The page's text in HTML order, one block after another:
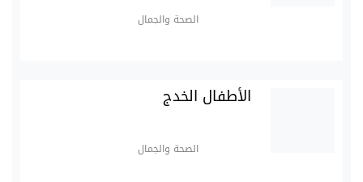
الصحة والجمال
الأطفال الخدج
الصحة والجمال